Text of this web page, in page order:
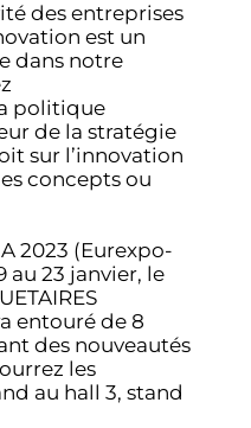
des entreprises
est un
dans notre
politique
de la stratégie
sur l’innovation
concepts ou
2023 (Eurexpo-
au 23 janvier, le
entouré de 8
des nouveautés
les
au hall 3, stand